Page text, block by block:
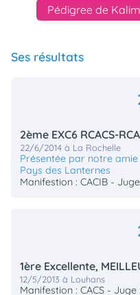
Pédigree de
Ses résultats
2ème EXC6 RCACS-
22/6/2014 à La Rochelle
Présentée par notre
Pays des Lanternes
Manifestion : CACIB -
1ère Excellente,
12/5/2013 à Louhans
Manifestion : CACS - Juge